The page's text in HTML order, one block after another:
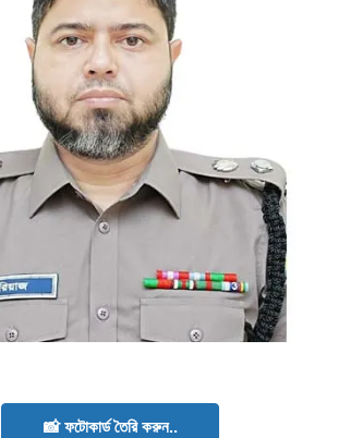
📸 ফটোকার্ড তৈরি করুন..